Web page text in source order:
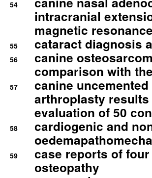
54
intracranial
magnetic
55 cataract diagnosis
56
canine
comparison with
57
canine
arthroplasty
evaluation of 50
58
cardiogenic and
59
case reports of
osteopathy